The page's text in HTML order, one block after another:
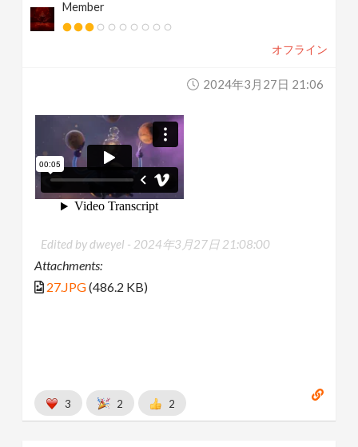
Member
オフライン
2024年3月27日 21:06
Edited by dweyel - 2024年3月27日 21:08:00
Attachments:
27.JPG(486.2 KB)
3 2 2